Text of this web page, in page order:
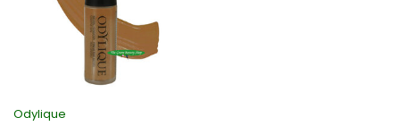
Odylique